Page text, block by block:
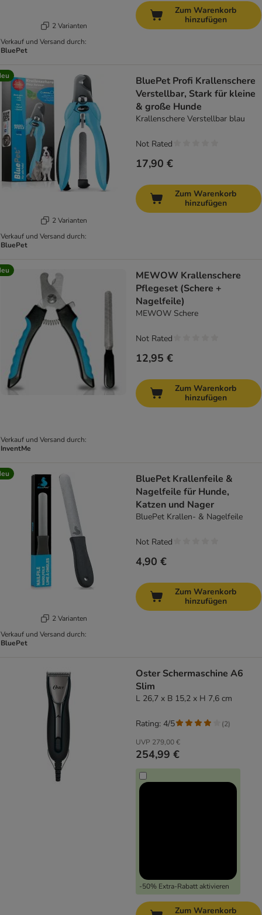
2 Varianten
Verkauf und Versand durch:
BluePet
Zum Warenkorb
hinzufügen
2 Varianten
Verkauf und Versand durch:
BluePet
BluePet Profi Krallenschere
Verstellbar, Stark für kleine
& große Hunde
Krallenschere Verstellbar blau
17,90 €
Not Rated
Zum Warenkorb
hinzufügen
Verkauf und Versand durch:
InventMe
MEWOW Krallenschere
Pflegeset (Schere +
Nagelfeile)
MEWOW Schere
12,95 €
Not Rated
Zum Warenkorb
hinzufügen
2 Varianten
Verkauf und Versand durch:
BluePet
BluePet Krallenfeile &
Nagelfeile für Hunde,
Katzen und Nager
BluePet Krallen- & Nagelfeile
4,90 €
Not Rated
Zum Warenkorb
hinzufügen
Oster Schermaschine A6
Slim
L 26,7 x B 15,2 x H 7,6 cm
UVP 279,00 €
254,99 €
-50% Extra-Rabatt aktivieren
Rating: 4/5 (2)
Zum Warenkorb